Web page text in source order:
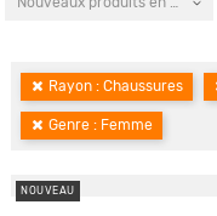
Rayon : Chaussures
Genre : Femme
NOUVEAU